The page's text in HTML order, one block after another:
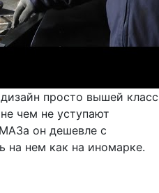
просто вышей класс
чем не уступают
он дешевле с
на нем как на иномарке.